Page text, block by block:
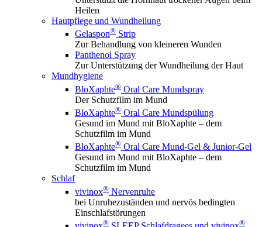
Heilen
Hautpflege und Wundheilung
Gelaspon® Strip
Zur Behandlung von kleineren Wunden
Panthenol Spray
Zur Unterstützung der Wundheilung der Haut
Mundhygiene
BloXaphte® Oral Care Mundspray
Der Schutzfilm im Mund
BloXaphte® Oral Care Mundspülung
Gesund im Mund mit BloXaphte – dem
Schutzfilm im Mund
BloXaphte® Oral Care Mund-Gel & Junior-Gel
Gesund im Mund mit BloXaphte – dem
Schutzfilm im Mund
Schlaf
vivinox® Nervenruhe
bei Unruhezuständen und nervös bedingten
Einschlafstörungen
® ®